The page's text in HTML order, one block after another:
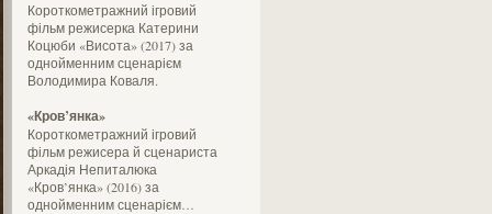
Короткометражний ігровий
фільм режисерка Катерини
Коцюби «Висота» (2017) за
однойменним сценарієм
Володимира Коваля.
«Кров’янка»
Короткометражний ігровий
фільм режисера й сценариста
Аркадія Непиталюка
«Кров’янка» (2016) за
однойменним сценарієм…